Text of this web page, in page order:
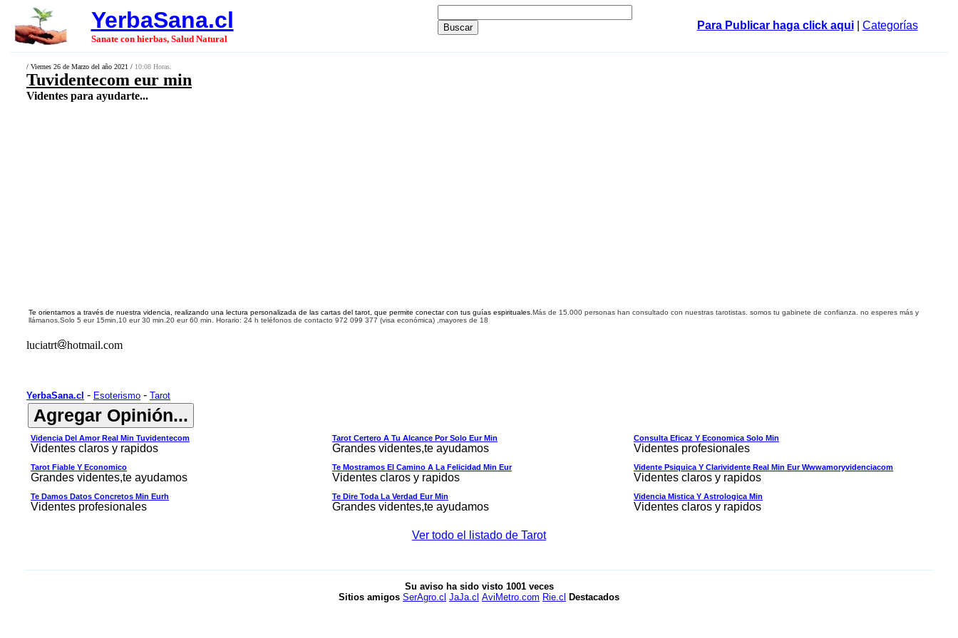
YerbaSana.cl
Sanate con hierbas, Salud Natural
Para Publicar haga click aqui| Categorías
/ Viernes 26 de Marzo del año 2021 / 10:08 Horas.
Tuvidentecom eur min
Videntes para ayudarte...
Te orientamos a través de nuestra videncia, realizando una lectura personalizada de las cartas del tarot, que permite conectar con tus guías espirituales. Más de 15 .000 personas han consultado con nuestras tarotistas. somos tu gabinete de confianza. no esperes más y
llámanos. Solo 5 eur 15min,10 eur 30 min. 20 eur 60 min. Horario: 24 h teléfonos de contacto 972 099 377 (visa económica) , mayores de 18
luciatrt hotmail.com
YerbaSana.cl - Esoterismo - Tarot
Videncia Del Amor Real Min Tuvidentecom
Videntes claros y rapidos
Tarot Certero A Tu Alcance Por Solo Eur Min
Grandes videntes,te ayudamos
Consulta Eficaz Y Economica Solo Min
Videntes profesionales
Tarot Fiable Y Economico
Grandes videntes,te ayudamos
Te Mostramos El Camino A La Felicidad Min Eur
Videntes claros y rapidos
Vidente Psiquica Y Clarividente Real Min Eur Wwwamoryvidenciacom
Videntes claros y rapidos
Te Damos Datos Concretos Min Eurh
Videntes profesionales
Te Dire Toda La Verdad Eur Min
Grandes videntes,te ayudamos
Videncia Mistica Y Astrologica Min
Videntes claros y rapidos
Ver todo el listado de Tarot
Su aviso ha sido visto 1001veces
Sitios amigos SerAgro.cl JaJa.cl AviMetro.com Rie.cl Destacados